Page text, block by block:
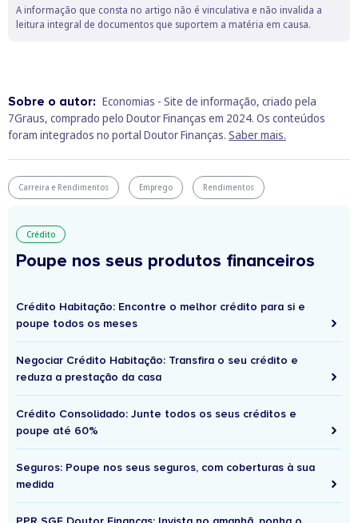
A informação que consta no artigo não é vinculativa e não invalida a
leitura integral de documentos que suportem a matéria em causa.
Sobre o autor: Economias - Site de informação, criado pela
7Graus, comprado pelo Doutor Finanças em 2024. Os conteúdos
foram integrados no portal Doutor Finanças. Saber mais.
Carreira e Rendimentos Emprego Rendimentos
Crédito
Poupe nos seus produtos financeiros
Crédito Habitação: Encontre o melhor crédito para si e
poupe todos os meses
Negociar Crédito Habitação: Transfira o seu crédito e
reduza a prestação da casa
Crédito Consolidado: Junte todos os seus créditos e
poupe até 60%
Seguros: Poupe nos seus seguros, com coberturas à sua
medida